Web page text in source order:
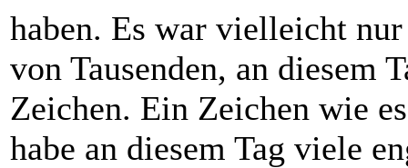
haben. Es war vielleicht
von Tausenden, an diesem
Zeichen. Ein Zeichen wie
habe an diesem Tag viele